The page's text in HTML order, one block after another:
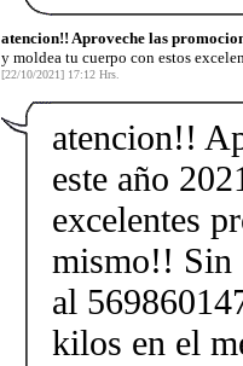
atencion!! Aproveche las
y moldea tu cuerpo con estos
[22/10/2021] 17:12 Hrs.
atencion!!
este año
excelentes
mismo!! Sin
al
kilos en el